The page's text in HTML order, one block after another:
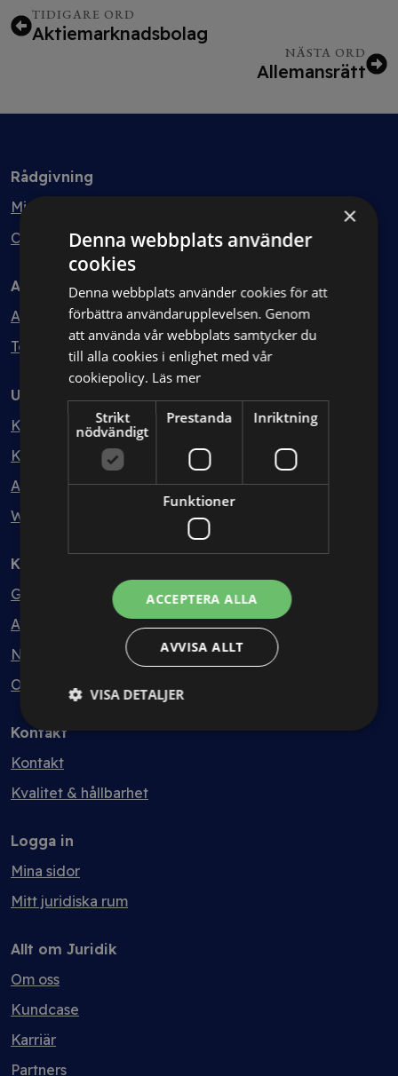
TIDIGARE ORD
Aktiemarknadsbolag
NÄSTA ORD
Allemansrätt
Rådgivning
Min bolagsjurist
Ombud
Avtal
Avtalshantering
Testa kostnadsfritt
Utbildning
Kurser
Kurspaket
Abonnemang
Webbinarium
Kunskapsbank
Guider
Avtalsmallar
Nyheter
Ordlista
Kontakt
Kontakt
Kvalitet & hållbarhet
Logga in
Mina sidor
Mitt juridiska rum
Allt om Juridik
Om oss
Kundcase
Karriär
Partners
×
Denna webbplats använder
cookies
Denna webbplats använder cookies för att
förbättra användarupplevelsen. Genom
att använda vår webbplats samtycker du
till alla cookies i enlighet med vår
cookiepolicy. Läs mer
Strikt
nödvändigt
Prestanda Inriktning
Funktioner
ACCEPTERA ALLA
AVVISA ALLT
VISA DETALJER